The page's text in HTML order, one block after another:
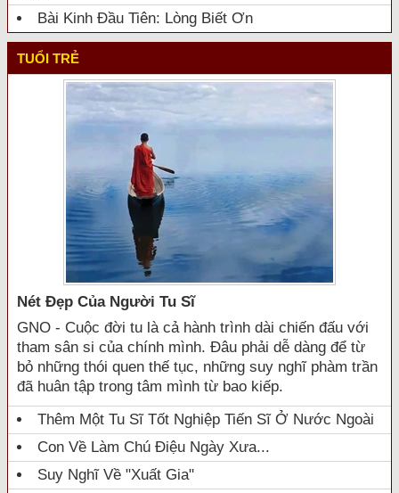
Bài Kinh Đầu Tiên: Lòng Biết Ơn
TUỔI TRẺ
Nét Đẹp Của Người Tu Sĩ
GNO - Cuộc đời tu là cả hành trình dài chiến đấu với
tham sân si của chính mình. Đâu phải dễ dàng để từ
bỏ những thói quen thế tục, những suy nghĩ phàm trần
đã huân tập trong tâm mình từ bao kiếp.
Thêm Một Tu Sĩ Tốt Nghiệp Tiến Sĩ Ở Nước Ngoài
Con Về Làm Chú Điệu Ngày Xưa...
Suy Nghĩ Về "xuất Gia"